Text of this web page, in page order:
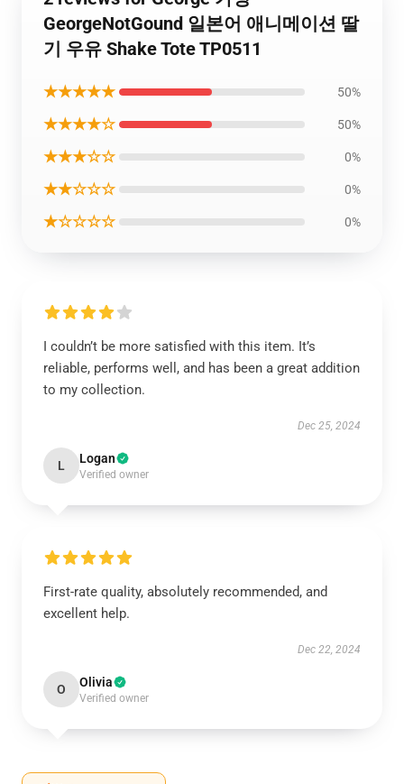
GeorgeNotGound 일본어 애니메이션 딸
기 우유 Shake Tote TP0511
★★★★★ 50%
★★★★☆ 50%
★★★☆☆ 0%
★★☆☆☆ 0%
★☆☆☆☆ 0%
I couldn’t be more satisfied with this item. It’s
reliable, performs well, and has been a great addition
to my collection.
Dec 25, 2024
L Logan
Verified owner
First-rate quality, absolutely recommended, and
excellent help.
Dec 22, 2024
O Olivia
Verified owner